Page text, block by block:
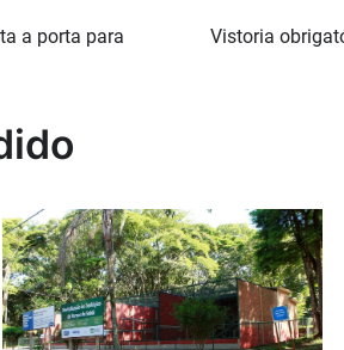
a porta para
Vistoria